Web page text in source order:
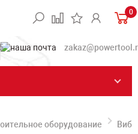
0
оборудование